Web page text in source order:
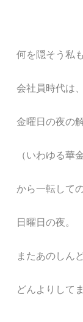
何を隠そう私も
会社員時代は、
金曜日の夜の
（いわゆる華
から一転して
日曜日の夜。
またあのしん
どんよりして